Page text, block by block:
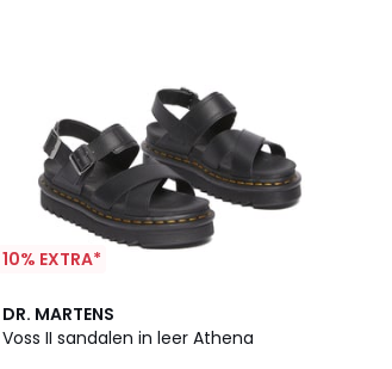
10% EXTRA*
DR. MARTENS
Voss II sandalen in leer Athena
4,8
/ 5